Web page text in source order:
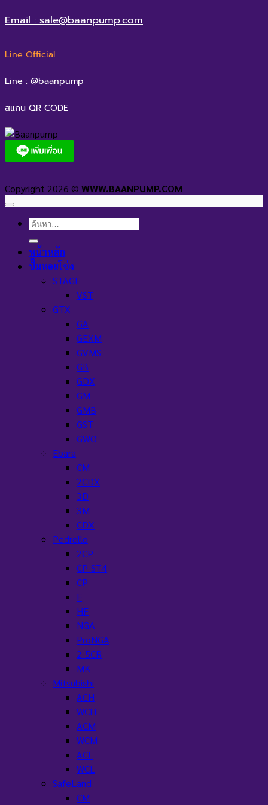
Email : sale@baanpump.com
Line Official
Line : @baanpump
สแกน QR CODE
Copyright 2026 © WWW.BAANPUMP.COM
ค้นหา:
หน้าหลัก
ปั๊มหอยโข่ง
STAGE
VST
GTX
GA
GEXM
GVMS
GB
GDX
GM
GMB
GST
GWO
Ebara
CM
2CDX
3D
3M
CDX
Pedrollo
2CP
CP-ST4
CP
F
HF
NGA
ProNGA
2-5CR
MK
Mitsubishi
ACH
WCH
ACM
WCM
ACL
WCL
SafeLand
CM